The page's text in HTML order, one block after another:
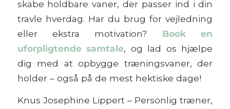
skabe holdbare vaner, der passer ind i din
travle hverdag. Har du brug for vejledning
eller ekstra motivation? Book en
uforpligtende samtale, og lad os hjælpe
dig med at opbygge træningsvaner, der
holder – også på de mest hektiske dage!
Knus Josephine Lippert – Personlig træner,